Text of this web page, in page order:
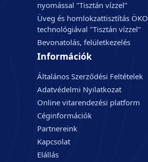
nyomással "Tisztán vízzel"
Üveg és homlokzattisztítás ÖKO
technológiával "Tisztán vízzel"
Bevonatolás, felületkezelés
Információk
Általános Szerződési Feltételek
Adatvédelmi Nyilatkozat
Online vitarendezési platform
Céginformációk
Partnereink
Kapcsolat
Elállás